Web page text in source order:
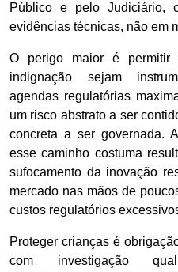
Público e pelo Judiciário,
evidências técnicas, não em
O perigo maior é permitir
indignação sejam
agendas regulatórias
um risco abstrato a ser
concreta a ser governada.
esse caminho costuma
sufocamento da inovação
mercado nas mãos de
custos regulatórios
Proteger crianças é
com investigação